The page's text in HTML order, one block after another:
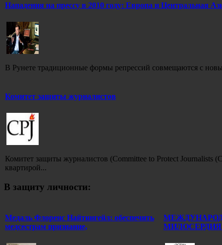
Нападения на прессу в 2010 году: Европа и Центральная
В Рунете традиционные формы репрессий совмещаются с
Комитет защиты журналистов
Комитет защиты журналистов (Committee to Protect Journalists
квартирой...
В защиту личности:
Медаль Флоренс Найтингейл: обеспечить
медсестрам признание,
МИЛОСЕРДИЯ